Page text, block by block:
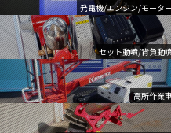
発電機/エンジン/モーター
セット動噴/背負動
高所作業